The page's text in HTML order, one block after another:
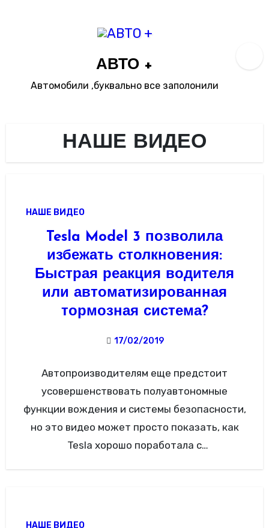
АВТО +
Автомобили ,буквально все заполонили
НАШЕ ВИДЕО
НАШЕ ВИДЕО
Tesla Model 3 позволила
избежать столкновения:
Быстрая реакция водителя
или автоматизированная
тормозная система?
17/02/2019
Автопроизводителям еще предстоит
усовершенствовать полуавтономные
функции вождения и системы безопасности,
но это видео может просто показать, как
Tesla хорошо поработала с
НАШЕ ВИДЕО